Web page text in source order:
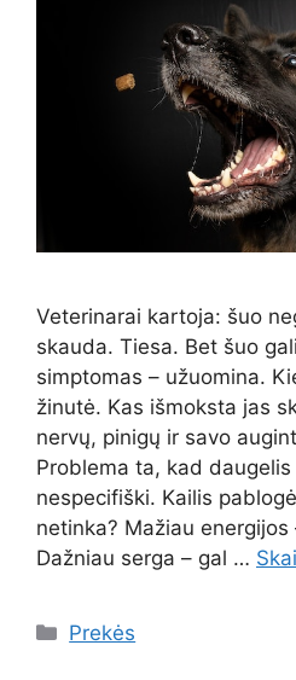
Veterinarai kartoja: šuo
skauda. Tiesa. Bet šuo
simptomas – užuomina.
žinutė. Kas išmoksta jas
nervų, pinigų ir savo
Problema ta, kad
nespecifiški. Kailis
netinka? Mažiau
Dažniau serga – gal …
Kategorijos
Prekės